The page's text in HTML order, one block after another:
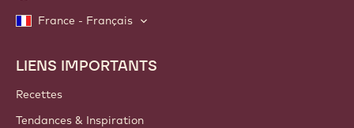
France - Français
Footer
Callebaut
LIENS IMPORTANTS
Recettes
Tendances & Inspiration